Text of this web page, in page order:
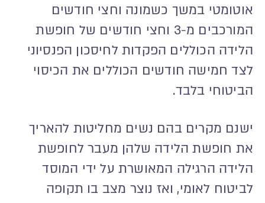
אוטומטי במשך כשמונה וחצי חודשים
המורכבים מ-3 וחצי חודשים של חופשת
הלידה הכוללים הפקדות לחיסכון הפנסיוני
לצד חמישה חודשים הכוללים את הכיסוי
הביטוחי בלבד.
ישנם מקרים בהם נשים מחליטות להאריך
את חופשת הלידה שלהן מעבר לחופשת
הלידה הרגילה המאושרת על ידי המוסד
לביטוח לאומי, ואז נוצר מצב בו תקופה